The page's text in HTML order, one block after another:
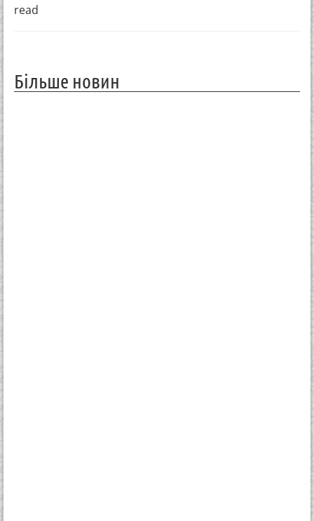
read
Більше новин